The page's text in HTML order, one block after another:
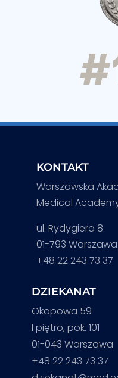
KONTAKT
Warszawska
Medical
ul. Rydygiera 8
01-793 Warszawa
+48 22 243 73 37
DZIEKANAT
Okopowa 59
I piętro, pok. 101
01-043 Warszawa
+48 22 243 73 37